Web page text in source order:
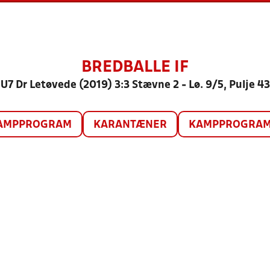
BREDBALLE IF
U7 Dr Letøvede (2019) 3:3 Stævne 2 - Lø. 9/5, Pulje 43
KARANTÆNER